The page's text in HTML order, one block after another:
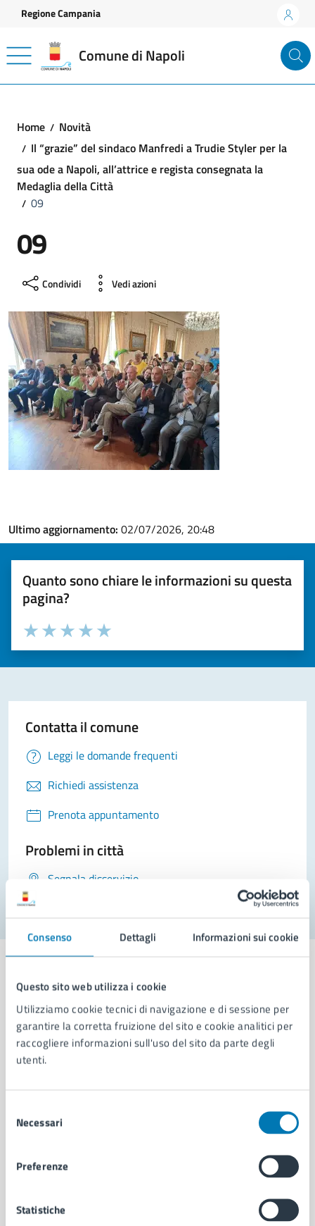
Consenso Dettagli Informazioni sui cookie
Questo sito web utilizza i cookie
Utilizziamo cookie tecnici di navigazione e di sessione per
garantire la corretta fruizione del sito e cookie analitici per
raccogliere informazioni sull'uso del sito da parte degli
utenti.
delNecessari
Preferenze
Statistiche
Vai ai contenuti
Vai al footer
Regione Campania
Comune di Napoli
Home
Novità
Il “grazie” del sindaco Manfredi a Trudie Styler per la
sua ode a Napoli, all’attrice e regista consegnata la
Medaglia della Città
09
09
Condividi Vedi azioni
Ultimo aggiornamento: 02/07/2026, 20:48
Quanto sono chiare le informazioni su questa
pagina?
Valuta la chiarezza delle informazioni (da 1 a 5 stelle)
Seleziona il numero di stelle per valutare la chiarezza delle
Valuta 5 stelle su 5
Valuta 4 stelle su 5
Valuta 3 stelle su 5
Valuta 2 stelle su 5
Valuta 1 stelle su 5
Contatta il comune
Leggi le domande frequenti
Richiedi assistenza
Prenota appuntamento
Problemi in città
Segnala disservizio
Comune di Napoli
AMMINISTRAZIONE
Municipalità
Uffici
Politici
Intranet, posta aziendale e protocollo